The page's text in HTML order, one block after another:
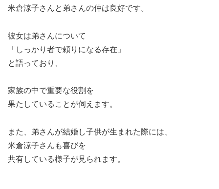
米倉涼子さんと弟さんの仲は良好です。
彼女は弟さんについて
「しっかり者で頼りになる存在」
と語っており、
家族の中で重要な役割を
果たしていることが伺えます。
また、弟さんが結婚し子供が生まれた際には、
米倉涼子さんも喜びを
共有している様子が見られます。